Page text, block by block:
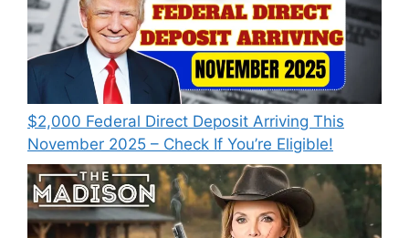
$2,000 Federal Direct Deposit Arriving This
November 2025 – Check If You’re Eligible!